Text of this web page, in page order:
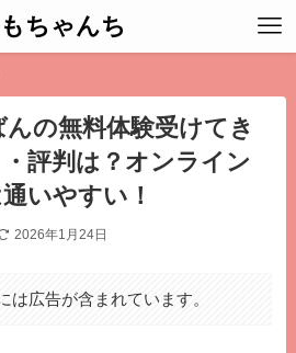
ちゃんち
の無料体験受けてき
評判は？オンライン
いやすい！
2026年1月24日
は広告が含まれています。